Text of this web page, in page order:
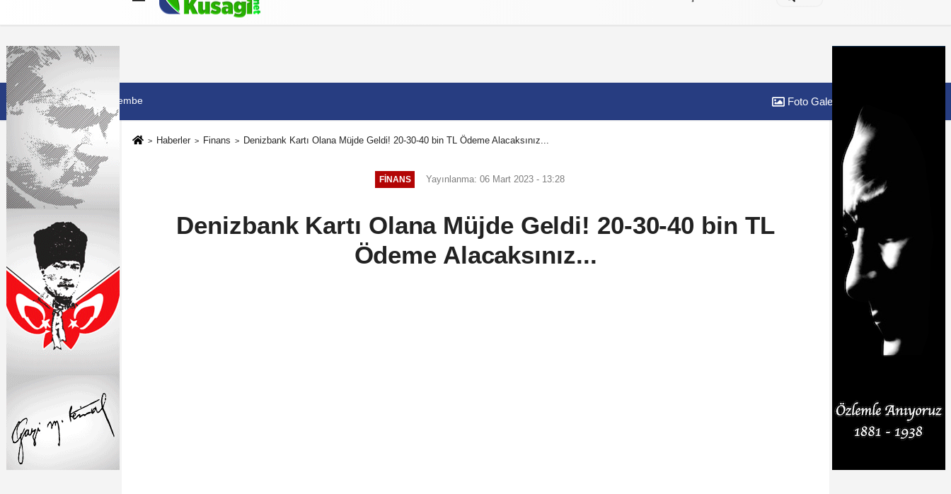
Künye İletişim Çerez Politikası
6 Ağustos 2026, Perşembe Foto Galeri
Haberler Finans Denizbank Kartı Olana Müjde Geldi! 20-30-40 bin TL Ödeme Alacaksınız...
FINANS Yayınlanma: 06 Mart 2023 - 13:28
Denizbank Kartı Olana Müjde Geldi! 20-30-40 bin TL
Ödeme Alacaksınız...